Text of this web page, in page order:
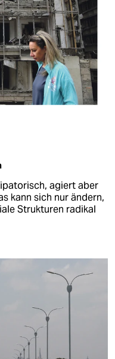
agiert aber
kann sich nur ändern,
Strukturen radikal